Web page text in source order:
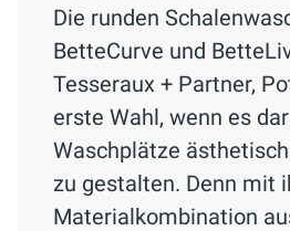
Die runden
BetteCurve und
Tesseraux + Partner,
erste Wahl, wenn es
Waschplätze
zu gestalten. Denn mit
Materialkombination